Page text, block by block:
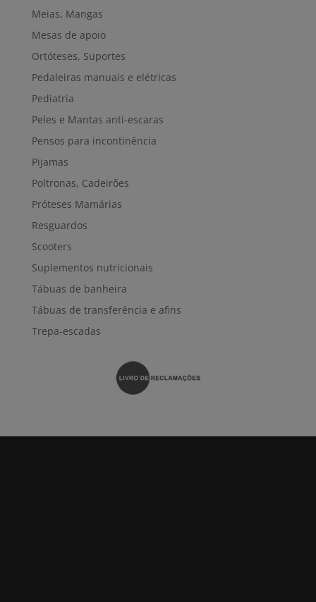
Meias, Mangas
Mesas de apoio
Ortóteses, Suportes
Pedaleiras manuais e elétricas
Pediatria
Peles e Mantas anti-escaras
Pensos para incontinência
Pijamas
Poltronas, Cadeirões
Próteses Mamárias
Resguardos
Scooters
Suplementos nutricionais
Tábuas de banheira
Tábuas de transferência e afins
Trepa-escadas